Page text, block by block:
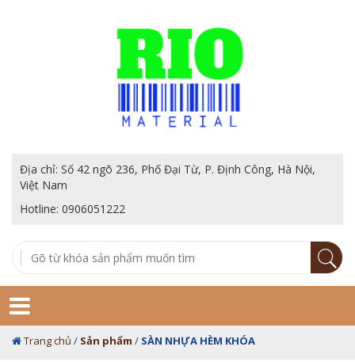
Địa chỉ: Số 42 ngõ 236, Phố Đại Từ, P. Định Công, Hà Nội,
Việt Nam
Hotline: 0906051222
Trang chủ / Sản phẩm / SÀN NHỰA HÈM KHÓA